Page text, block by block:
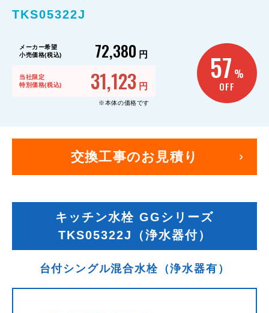
TKS05322J
メーカー希望
小売価格(税込)
72,380 円
当社限定
特別価格(税込)
31,123 円
※本体の価格です
57 %
OFF
交換工事のお見積り
キッチン水栓 GGシリーズ
TKS05322J（浄水器付）
台付シングル混合水栓（浄水器有）